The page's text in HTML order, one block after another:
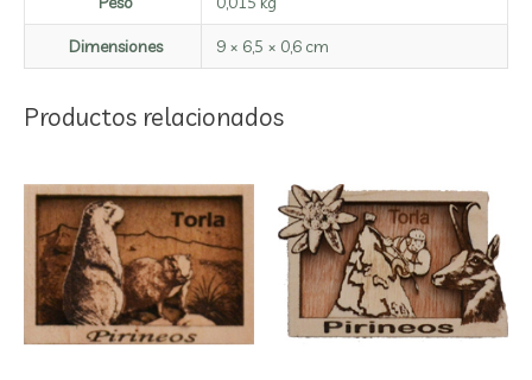
Dimensiones 9 × 6,5 × 0,6 cm
Productos relacionados